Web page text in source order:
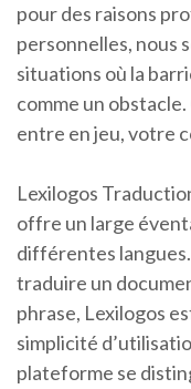
pour des raisons
personnelles, nous
situations où la
comme un
entre en jeu, votre
Lexilogos
offre un large
différentes
traduire un
phrase, Lexilogos
simplicité
plateforme se